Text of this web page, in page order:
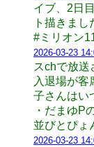
イブ、2日
ト描きま
#ミリオン
2026-03-23
スchで放送
入退場が客
子さんはい
・だまゆP
並びとぴょ
2026-03-23